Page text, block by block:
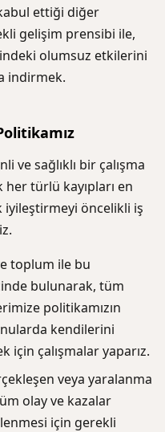
ettiği diğer
gelişim prensibi ile,
olumsuz etkilerini
indirmek.
ve sağlıklı bir çalışma
türlü kayıpları en
öncelikli iş
toplum ile bu
bulunarak, tüm
politikamızın
kendilerini
için çalışmalar yaparız.
veya yaralanma
olay ve kazalar
için gerekli